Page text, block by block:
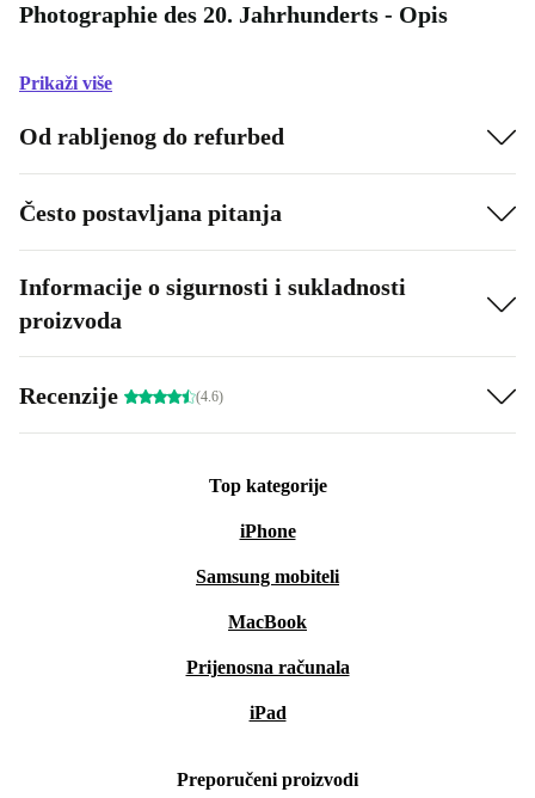
Photographie des 20. Jahrhunderts - Opis
Prikaži više
Od rabljenog do refurbed
Često postavljana pitanja
Informacije o sigurnosti i sukladnosti
proizvoda
Recenzije (4.6)
Top kategorije
iPhone
Samsung mobiteli
MacBook
Prijenosna računala
iPad
Preporučeni proizvodi